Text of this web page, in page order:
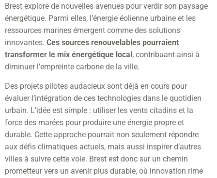
Brest explore de nouvelles avenues pour verdir son paysage
énergétique. Parmi elles, l’énergie éolienne urbaine et les
ressources marines émergent comme des solutions
innovantes. Ces sources renouvelables pourraient
transformer le mix énergétique local , contribuant ainsi à
diminuer l’empreinte carbone de la ville.
Des projets pilotes audacieux sont déjà en cours pour
évaluer l’intégration de ces technologies dans le quotidien
urbain. L’idée est simple : utiliser les vents citadins et la
force des marées pour produire une énergie propre et
durable. Cette approche pourrait non seulement répondre
aux défis climatiques actuels, mais aussi inspirer d’autres
villes à suivre cette voie. Brest est donc sur un chemin
prometteur vers un avenir plus durable, où innovation rime